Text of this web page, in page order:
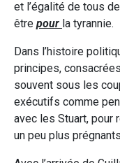
et l’égalité de tous
être pour la tyrannie.
Dans l’histoire
principes,
souvent sous les
exécutifs comme
avec les Stuart, pour
un peu plus